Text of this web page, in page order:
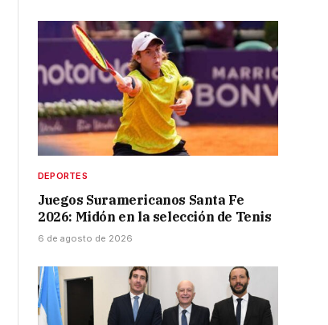
DEPORTES
Juegos Suramericanos Santa Fe
2026: Midón en la selección de Tenis
6 de agosto de 2026